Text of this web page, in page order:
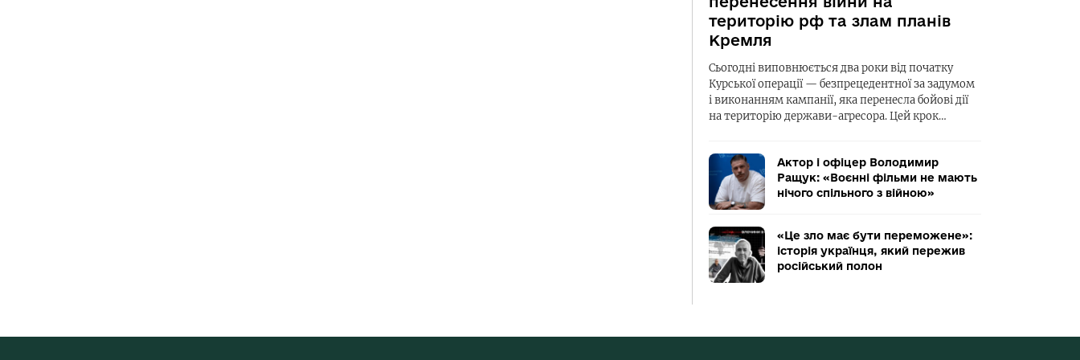
територію рф та злам планів
Кремля
Сьогодні виповнюється два роки від початку
Курської операції — безпрецедентної за задумом
і виконанням кампанії, яка перенесла бойові дії
на територію держави-агресора. Цей крок…
Актор і офіцер Володимир
Ращук: «Воєнні фільми не мають
нічого спільного з війною»
«Це зло має бути переможене»:
історія українця, який пережив
російський полон